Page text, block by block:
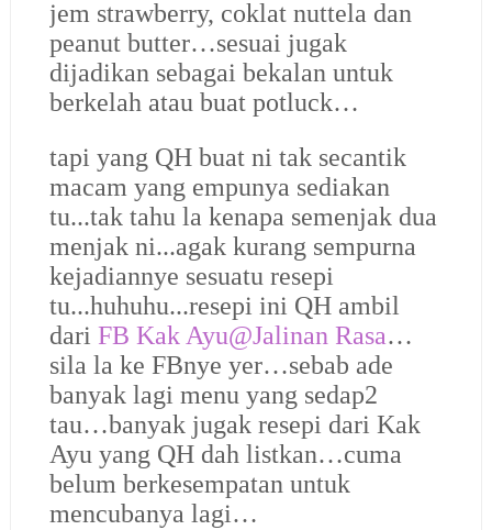
jem strawberry, coklat nuttela dan
peanut butter…sesuai jugak
dijadikan sebagai bekalan untuk
berkelah atau buat potluck…
tapi yang QH buat ni tak secantik
macam yang empunya sediakan
tu...tak tahu la kenapa semenjak dua
menjak ni...agak kurang sempurna
kejadiannye sesuatu resepi
tu...huhuhu...resepi ini QH ambil
dari FB Kak Ayu@Jalinan Rasa…
sila la ke FBnye yer…sebab ade
banyak lagi menu yang sedap2
tau…banyak jugak resepi dari Kak
Ayu yang QH dah listkan…cuma
belum berkesempatan untuk
mencubanya lagi…